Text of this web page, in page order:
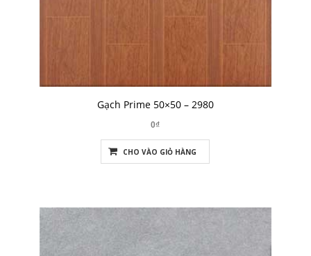
Gạch Prime 50×50 – 2980
0₫
CHO VÀO GIỎ HÀNG